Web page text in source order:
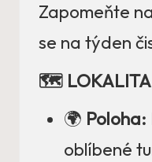
Zapomeňte
se na týden
🗺️ LOKALITA
🌍 Poloha:
oblíbené